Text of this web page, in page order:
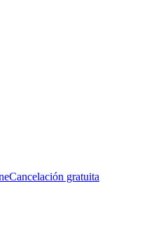
Cancelación gratuita